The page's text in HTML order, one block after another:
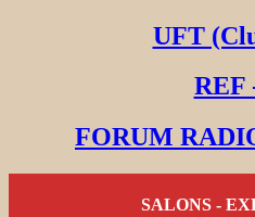
UFT
REF
FORUM
SALONS -